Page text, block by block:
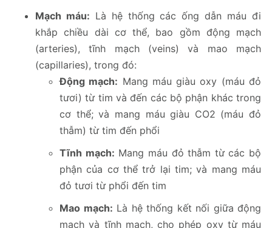
Mạch máu: Là hệ thống các ống dẫn máu đi
khắp chiều dài cơ thể, bao gồm động mạch
(arteries), tĩnh mạch (veins) và mao mạch
(capillaries), trong đó:
Động mạch: Mang máu giàu oxy (máu đỏ
tươi) từ tim và đến các bộ phận khác trong
cơ thể; và mang máu giàu CO2 (máu đỏ
thẫm) từ tim đến phổi
Tĩnh mạch: Mang máu đỏ thẫm từ các bộ
phận của cơ thể trở lại tim; và mang máu
đỏ tươi từ phổi đến tim
Mao mạch: Là hệ thống kết nối giữa động
mạch và tĩnh mạch, cho phép oxy từ máu